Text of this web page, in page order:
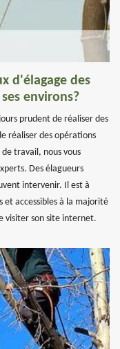
d'élagage des
environs?
prudent de réaliser des
réaliser des opérations
travail, nous vous
Des élagueurs
intervenir. Il est à
et accessibles à la majorité
visiter son site internet.